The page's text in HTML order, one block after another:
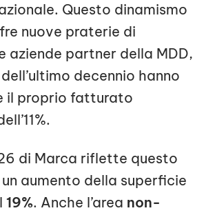
Questo dinamismo
nuove praterie di
aziende partner della MDD,
decennio hanno
il proprio fatturato
di Marca riflette questo
aumento della superficie
19%. Anche l’area non-